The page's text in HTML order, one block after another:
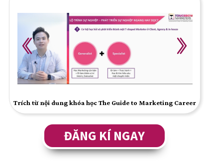
ĐĂNG KÍ NGAY
Trích từ nội dung khóa học The Guide to Marketing Career